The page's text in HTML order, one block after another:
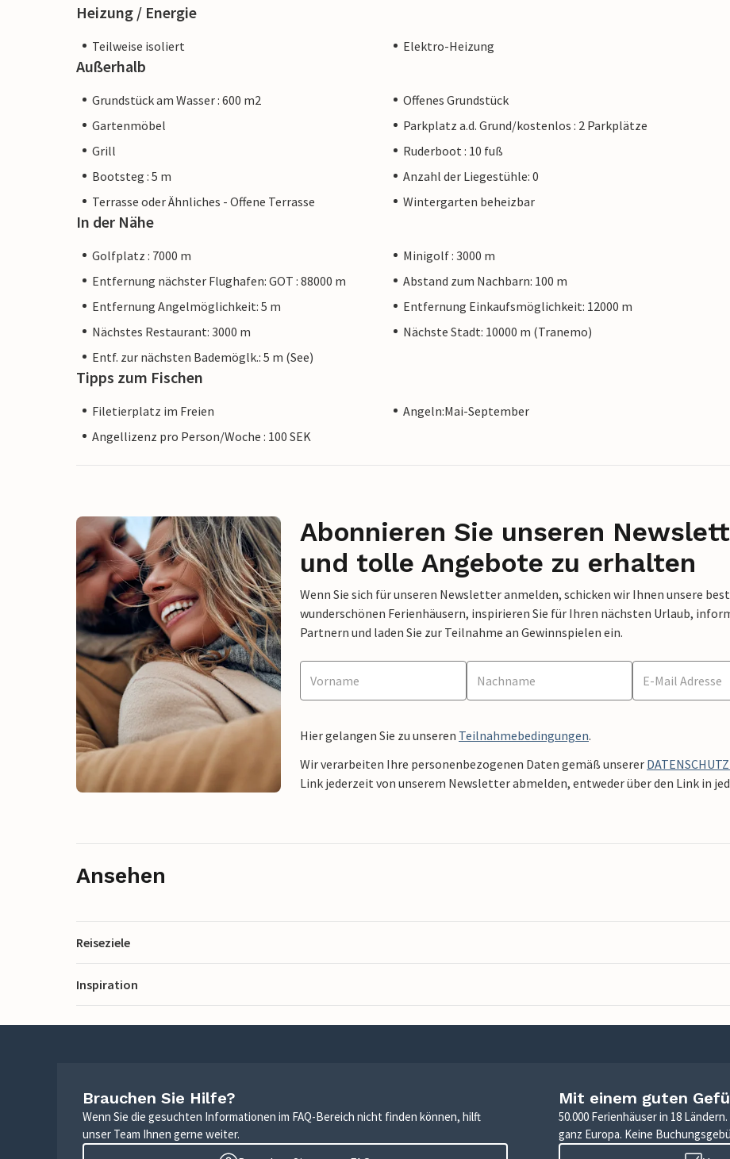
Heizung / Energie
Teilweise isoliert Elektro-Heizung
Außerhalb
Grundstück am Wasser : 600 m2
Offenes Grundstück
Gartenmöbel
Parkplatz a.d. Grund/kostenlos : 2 Parkplätze
Grill
Ruderboot : 10 fuß
Bootsteg : 5 m
Anzahl der Liegestühle: 0
Terrasse oder Ähnliches - Offene Terrasse
Wintergarten beheizbar
In der Nähe
Golfplatz : 7000 m
Minigolf : 3000 m
Entfernung nächster Flughafen: GOT : 88000 m
Abstand zum Nachbarn: 100 m
Entfernung Angelmöglichkeit: 5 m
Entfernung Einkaufsmöglichkeit: 12000 m
Nächstes Restaurant: 3000 m
Nächste Stadt: 10000 m (Tranemo)
Entf. zur nächsten Bademöglk.: 5 m (See)
Tipps zum Fischen
Filetierplatz im Freien
Angeln:Mai-September
Angellizenz pro Person/Woche : 100 SEK
Abonnieren Sie unseren
und tolle Angebote zu erhalten
Wenn Sie sich für unseren Newsletter anmelden, schicken wir Ihnen unsere
wunderschönen Ferienhäusern, inspirieren Sie für Ihren nächsten Urlaub,
Partnern und laden Sie zur Teilnahme an Gewinnspielen ein.
Hier gelangen Sie zu unseren Teilnahmebedingungen.
Wir verarbeiten Ihre personenbezogenen Daten gemäß unserer
Link jederzeit von unserem Newsletter abmelden, entweder über den Link in
Ansehen
Reiseziele
Inspiration
Brauchen Sie Hilfe?
Wenn Sie die gesuchten Informationen im FAQ-Bereich nicht finden können, hilft
unser Team Ihnen gerne weiter.
Mit einem guten
50.000 Ferienhäuser in 18
ganz Europa. Keine